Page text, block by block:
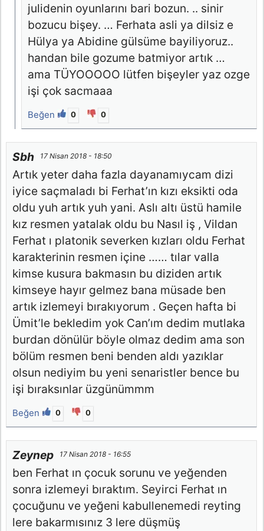
julidenin oyunlarını bari bozun. .. sinir
bozucu bişey. … Ferhata asli ya dilsiz e
Hülya ya Abidine gülsüme bayiliyoruz..
handan bile gozume batmiyor artık …
ama TÜYOOOOO lütfen bişeyler yaz ozge
işi çok sacmaaa
Beğen 0 0
Sbh 17 Nisan 2018 - 18:50
Artık yeter daha fazla dayanamıycam dizi
iyice saçmaladı bi Ferhat’ın kızı eksikti oda
oldu yuh artık yuh yani. Aslı altı üstü hamile
kız resmen yatalak oldu bu Nasıl iş , Vildan
Ferhat ı platonik severken kızları oldu Ferhat
karakterinin resmen içine …… tılar valla
kimse kusura bakmasın bu diziden artık
kimseye hayır gelmez bana müsade ben
artık izlemeyi bırakıyorum . Geçen hafta bi
Ümit’le bekledim yok Can’ım dedim mutlaka
burdan dönülür böyle olmaz dedim ama son
bölüm resmen beni benden aldı yazıklar
olsun nediyim bu yeni senaristler bence bu
işi bıraksınlar üzgünümmm
Beğen 0 0
Zeynep 17 Nisan 2018 - 16:55
ben Ferhat ın çocuk sorunu ve yeğenden
sonra izlemeyi bıraktım. Seyirci Ferhat ın
çocuğunu ve yeğeni kabullenemedi reyting
lere bakarmısınız 3 lere düşmüş